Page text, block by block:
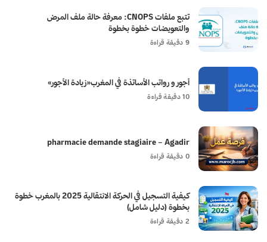
تتبع ملفات CNOPS: معرفة حالة ملف المرض
والتعويضات خطوة بخطوة
9 دقيقة قراءة
أجور و رواتب الأساتذة في المغرب«زيادة الأجور»
10 دقيقة قراءة
pharmacie demande stagiaire – Agadir
0 دقيقة قراءة
كيفية التسجيل في الحركة الانتقالية 2025 بالمغرب خطوة
بخطوة (دليل شامل)
2 دقيقة قراءة